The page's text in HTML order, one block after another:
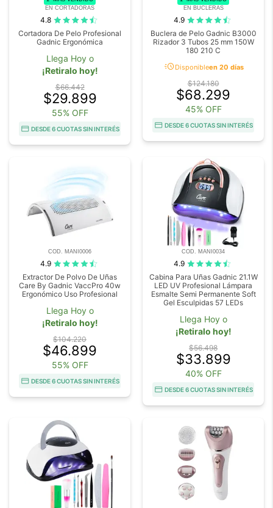
EN CORTADORAS
4.8
Cortadora De Pelo Profesional
Gadnic Ergonómica
Llega Hoy o
¡Retiralo hoy!
$66.442
$29.899
55% OFF
DESDE 6 CUOTAS SIN INTERÉS
EN BUCLERAS
4.9
Buclera de Pelo Gadnic B3000
Rizador 3 Tubos 25 mm 150W
180 210 C
acuteDisponibleen 20 días
$124.180
$68.299
45% OFF
DESDE 6 CUOTAS SIN INTERÉS
COD. MANI0006
4.9
Extractor De Polvo De Uñas
Care By Gadnic VaccPro 40w
Ergonómico Uso Profesional
Llega Hoy o
¡Retiralo hoy!
$104.220
$46.899
55% OFF
DESDE 6 CUOTAS SIN INTERÉS
COD. MANI0034
4.9
Cabina Para Uñas Gadnic 21.1W
LED UV Profesional Lámpara
Esmalte Semi Permanente Soft
Gel Esculpidas 57 LEDs
Llega Hoy o
¡Retiralo hoy!
$56.498
$33.899
40% OFF
DESDE 6 CUOTAS SIN INTERÉS